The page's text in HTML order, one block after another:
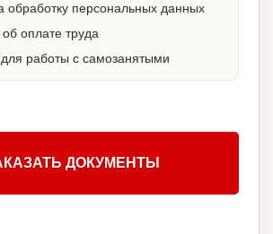
обработку персональных данных
оплате труда
работы с самозанятыми
ДОКУМЕНТЫ